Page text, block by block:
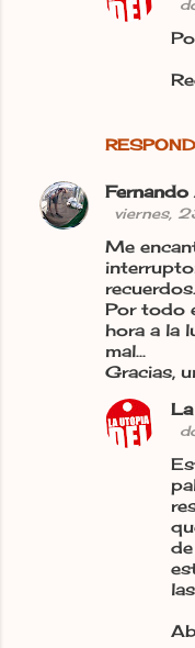
Fernando
viernes,
Me
recuerdos.
Por todo
hora a la
mal...
Gracias,